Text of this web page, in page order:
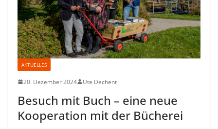
AKTUELLES
20. Dezember 2024 Ute Dechent
Besuch mit Buch – eine neue
Kooperation mit der Bücherei